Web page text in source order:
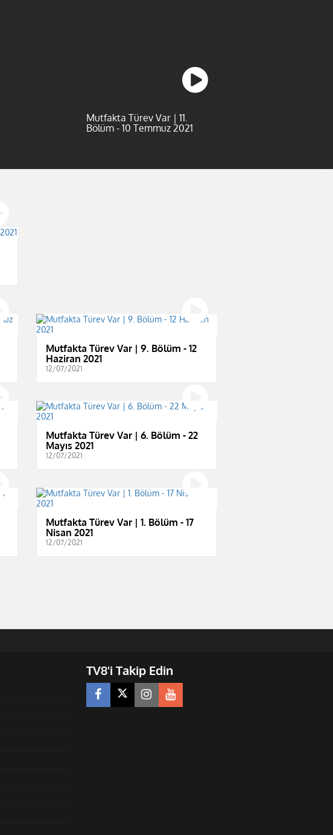
Mutfakta Türev Var | 11.
Bölüm - 10 Temmuz 2021
Mutfakta Türev Var | 9. Bölüm - 12
Haziran 2021
12/07/2021
Mutfakta Türev Var | 6. Bölüm - 22
Mayıs 2021
12/07/2021
Mutfakta Türev Var | 1. Bölüm - 17
Nisan 2021
12/07/2021
TV8'i Takip Edin